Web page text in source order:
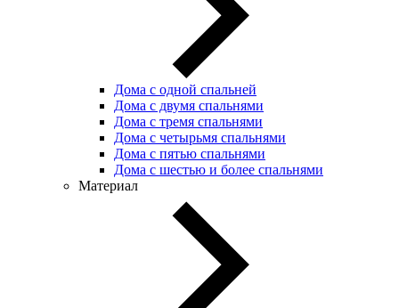
Дома с одной спальней
Дома с двумя спальнями
Дома с тремя спальнями
Дома с четырьмя спальнями
Дома с пятью спальнями
Дома с шестью и более спальнями
Материал